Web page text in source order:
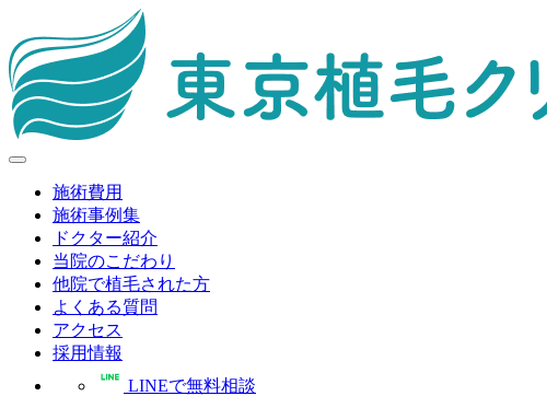
施術費用
施術事例集
ドクター紹介
当院のこだわり
他院で植毛された方
よくある質問
アクセス
採用情報
LINEで無料相談